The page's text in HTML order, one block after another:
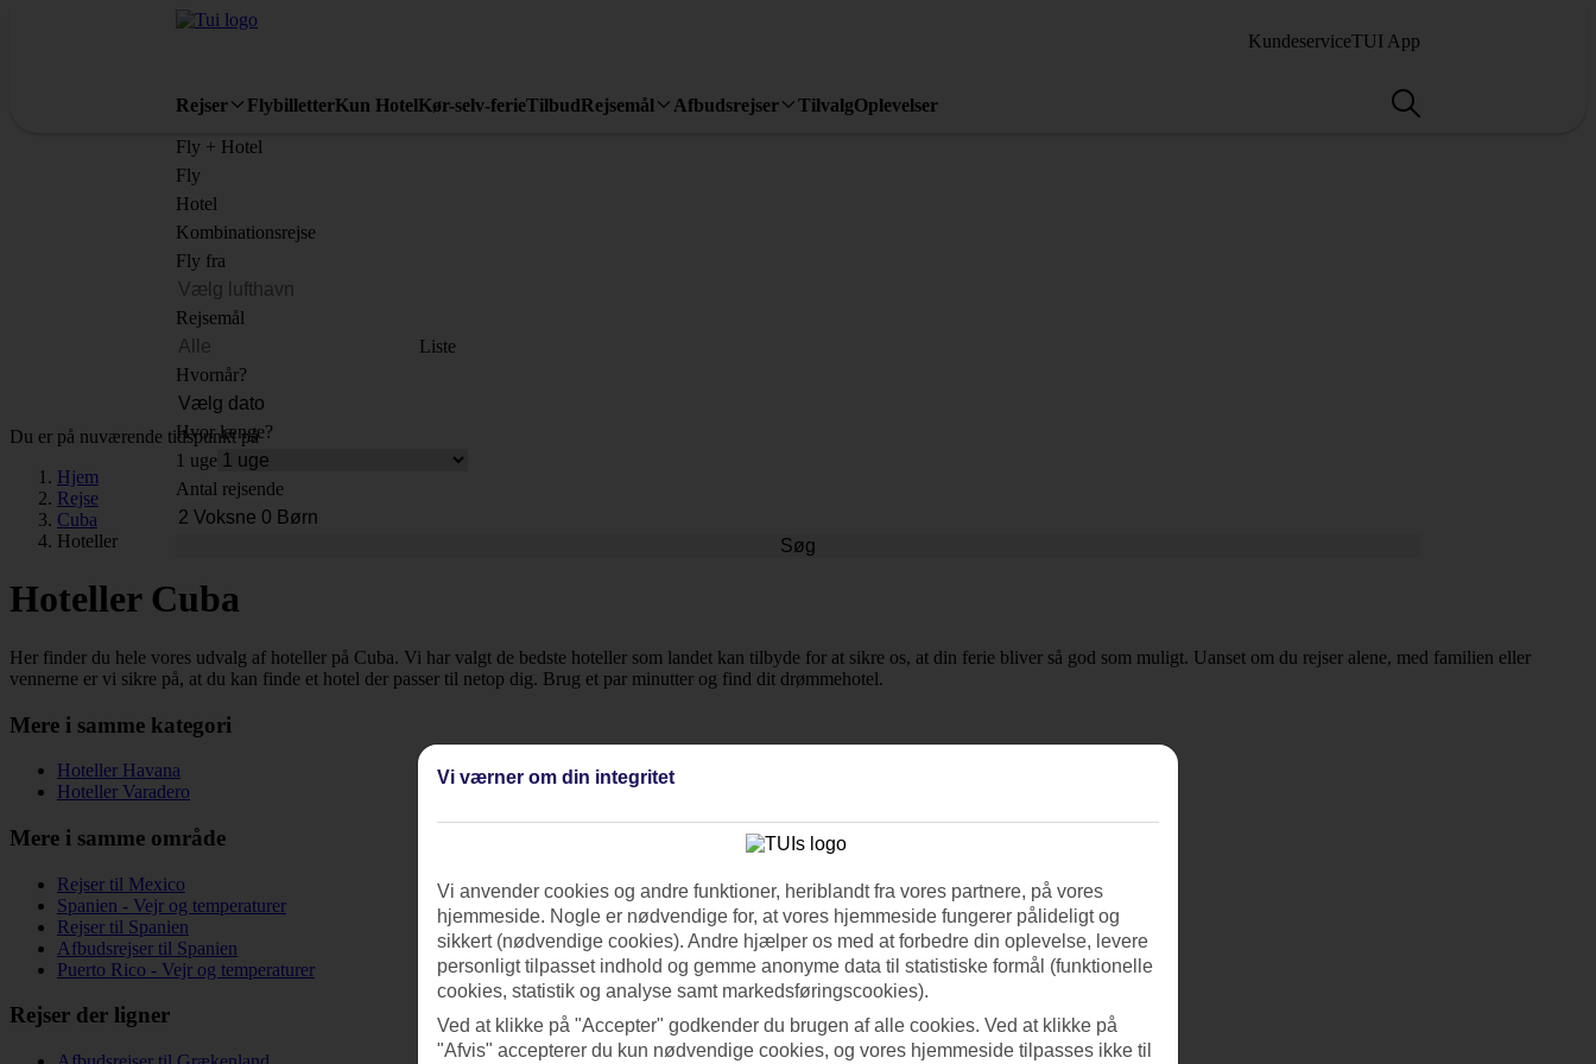
KundeserviceTUI App
Rejser FlybilletterKun HotelKør-selv-ferieTilbudRejsemål Afbudsrejser TilvalgOplevelser
Fly + Hotel
Fly
Hotel
Kombinationsrejse
Fly fra
Rejsemål
Liste
Hvornår?
Hvor længe?
1 uge
Antal rejsende
Søg
Du er på nuværende tidspunkt på
Hjem
Rejse
Cuba
Hoteller
Hoteller Cuba
Her finder du hele vores udvalg af hoteller på Cuba. Vi har valgt de bedste hoteller som landet kan tilbyde for at sikre os, at din ferie bliver så god som muligt. Uanset om du rejser alene, med familien eller
vennerne er vi sikre på, at du kan finde et hotel der passer til netop dig. Brug et par minutter og find dit drømmehotel.
Mere i samme kategori
Hoteller Havana
Hoteller Varadero
Mere i samme område
Rejser til Mexico
Spanien - Vejr og temperaturer
Rejser til Spanien
Afbudsrejser til Spanien
Puerto Rico - Vejr og temperaturer
Rejser der ligner
Vi værner om din integritet
Vi anvender cookies og andre funktioner, heriblandt fra vores partnere, på vores
hjemmeside. Nogle er nødvendige for, at vores hjemmeside fungerer pålideligt og
sikkert (nødvendige cookies). Andre hjælper os med at forbedre din oplevelse, levere
personligt tilpasset indhold og gemme anonyme data til statistiske formål (funktionelle
cookies, statistik og analyse samt markedsføringscookies).
Ved at klikke på "Accepter" godkender du brugen af alle cookies. Ved at klikke på
"Afvis" accepterer du kun nødvendige cookies, og vores hjemmeside tilpasses ikke til